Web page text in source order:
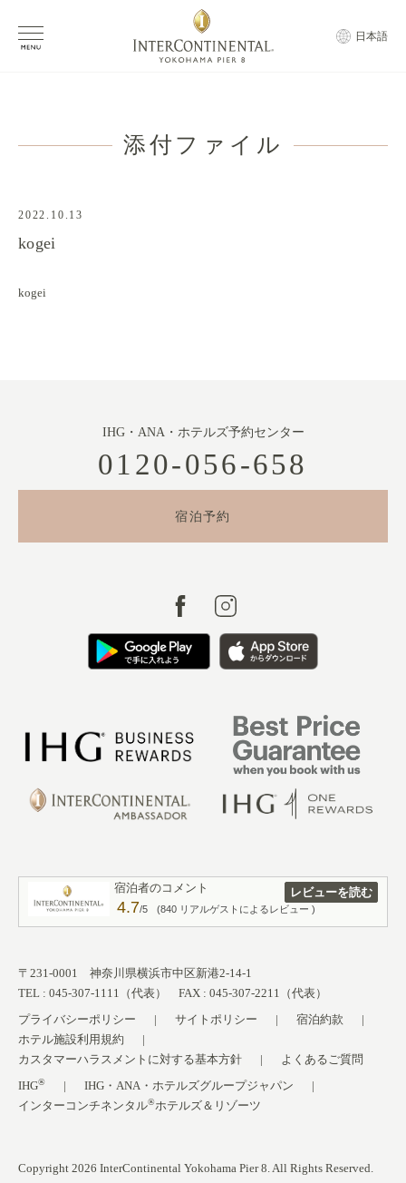
日本語
添付ファイル
2022.10.13
kogei
kogei
IHG・ANA・ホテルズ予約センター
0120-056-658
宿泊予約
宿泊者のコメント
4.7/5 (840 リアルゲストによるレビュー )
レビューを読む
〒231-0001 神奈川県横浜市中区新港2-14-1
TEL : 045-307-1111（代表） FAX : 045-307-2211（代表）
プライバシーポリシー
サイトポリシー
宿泊約款
ホテル施設利用規約
カスタマーハラスメントに対する基本方針
よくあるご質問
IHG®
IHG・ANA・ホテルズグループジャパン
インターコンチネンタル®ホテルズ＆リゾーツ
Copyright 2026 InterContinental Yokohama Pier 8. All Rights Reserved.